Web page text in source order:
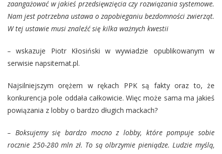
zaangażować w jakieś przedsięwzięcia czy rozwiązania systemowe.
Nam jest potrzebna ustawa o zapobieganiu bezdomności zwierząt.
W tej ustawie musi znaleźć się kilka ważnych kwestii
– wskazuje Piotr Kłosiński w wywiadzie opublikowanym w
serwisie napsitemat.pl.
Najsilniejszym orężem w rękach PPK są fakty oraz to, że
konkurencja pole oddała całkowicie. Więc może sama ma jakieś
powiązania z lobby o bardzo długich mackach?
– Boksujemy się bardzo mocno z lobby, które pompuje sobie
rocznie 250-280 mln zł. To są olbrzymie pieniądze. Ludzie myślą,